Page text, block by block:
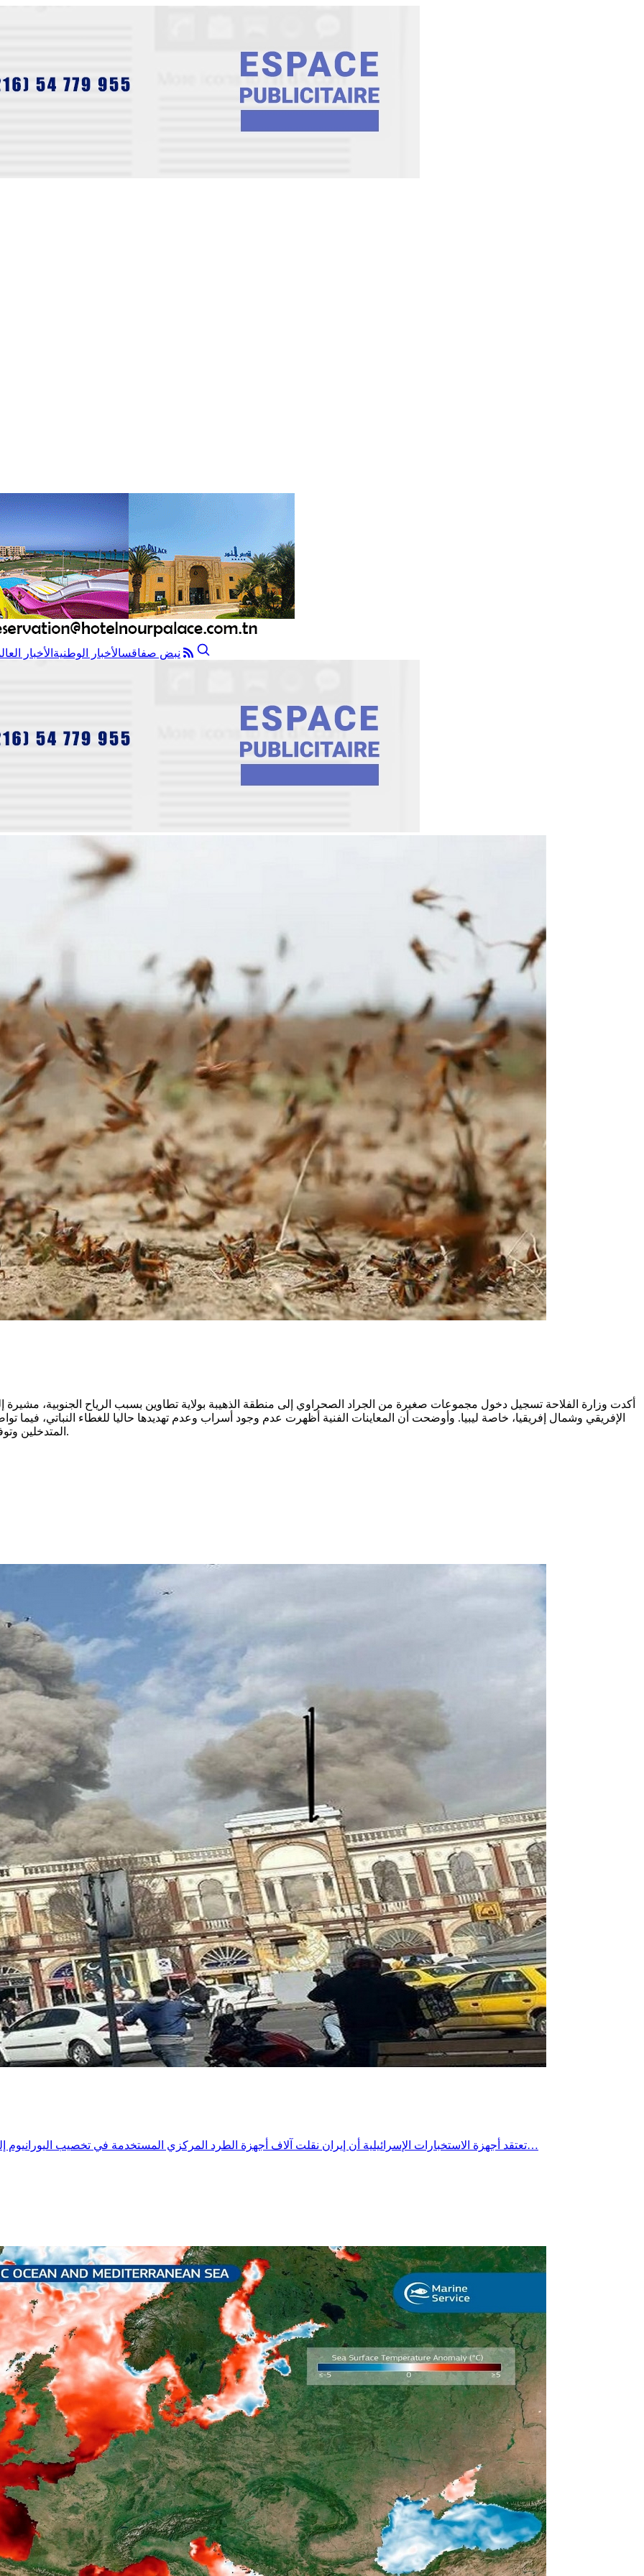
نبض صفاقسالأخبار الوطنية الأخبار
أكدت وزارة الفلاحة تسجيل دخول مجموعات صغيرة من الجراد الصحراوي إلى منطقة الذهيبة بولاية تطاوين بسبب الرياح الجنوبية،
الإفريقي وشمال إفريقيا، خاصة ليبيا. وأوضحت أن المعاينات الفنية أظهرت عدم وجود أسراب وعدم تهديدها حاليا للغطاء النباتي،
المتدخلين وتوفير المعدات والمبيدات اللازمة لمكافحة الجراد وتعزيز حملات المداواة.
تعتقد أجهزة الاستخبارات الإسرائيلية أن إيران نقلت آلاف أجهزة الطرد المركزي المستخدمة في تخصيب اليورانيوم إلى أنفاق محفورة في أعماق جبل خلال الخريف الماضي، وفق ما نقلته…